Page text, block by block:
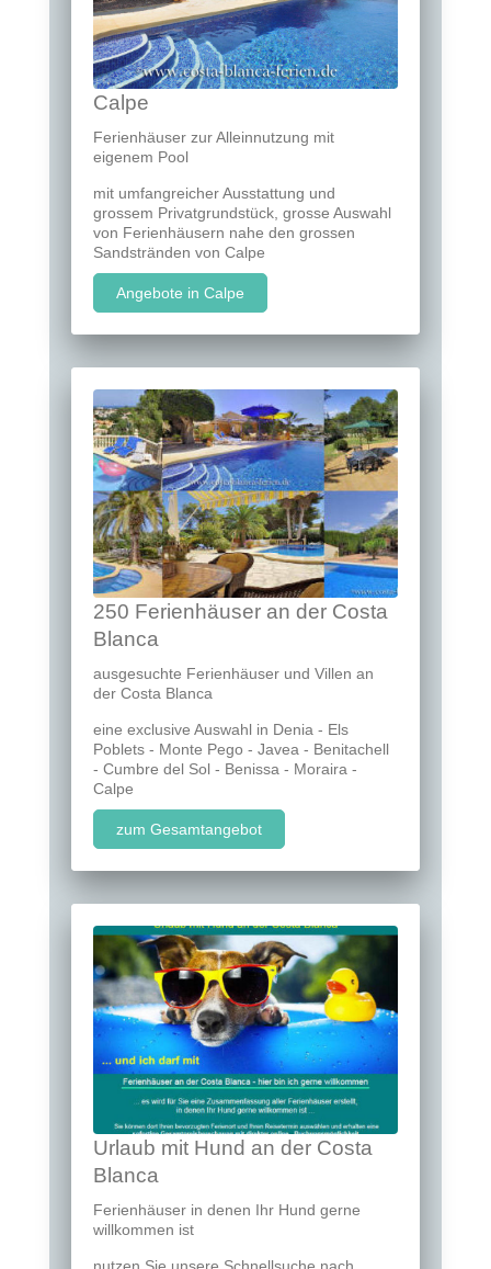
Calpe
Ferienhäuser zur Alleinnutzung mit
eigenem Pool
mit umfangreicher Ausstattung und
grossem Privatgrundstück, grosse Auswahl
von Ferienhäusern nahe den grossen
Sandstränden von Calpe
Angebote in Calpe
250 Ferienhäuser an der Costa
Blanca
ausgesuchte Ferienhäuser und Villen an
der Costa Blanca
eine exclusive Auswahl in Denia - Els
Poblets - Monte Pego - Javea - Benitachell
- Cumbre del Sol - Benissa - Moraira -
Calpe
zum Gesamtangebot
Urlaub mit Hund an der Costa
Blanca
Ferienhäuser in denen Ihr Hund gerne
willkommen ist
nutzen Sie unsere Schnellsuche nach